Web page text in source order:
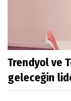
Trendyol ve
geleceğin